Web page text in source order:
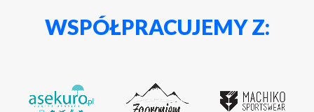
WSPÓŁPRACUJEMY Z: